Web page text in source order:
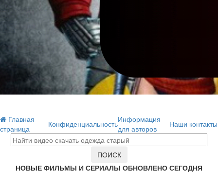
Главная
страница
КонфиденциальностьИнформация
для авторов
Наши контакты
НОВЫЕ ФИЛЬМЫ И СЕРИАЛЫ ОБНОВЛЕНО СЕГОДНЯ